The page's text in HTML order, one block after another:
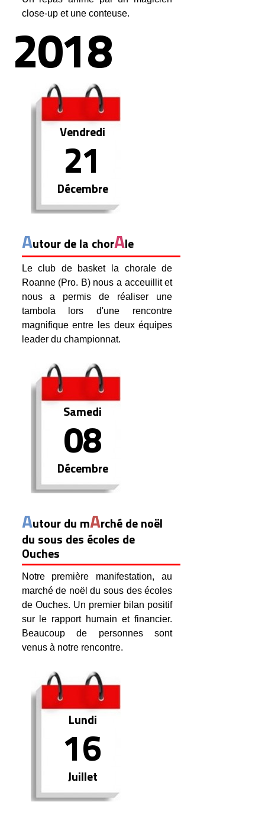
close-up et une conteuse.
2018
Vendredi
21
Décembre
Autour de la chorAle
Le club de basket la chorale de
Roanne (Pro. B) nous a acceuillit et
nous a permis de réaliser une
tambola lors d'une rencontre
magnifique entre les deux équipes
leader du championnat.
Samedi
08
Décembre
Autour du mArché de noël
du sous des écoles de
Ouches
Notre première manifestation, au
marché de noël du sous des écoles
de Ouches. Un premier bilan positif
sur le rapport humain et financier.
Beaucoup de personnes sont
venus à notre rencontre.
Lundi
16
Juillet